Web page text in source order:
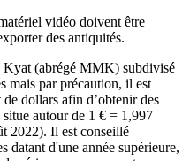
vidéo doivent être
des antiquités.
Kyat (abrégé MMK) subdivisé
mais par précaution, il est
dollars afin d’obtenir des
autour de 1 € = 1,997
2022). Il est conseillé
datant d'une année supérieure,